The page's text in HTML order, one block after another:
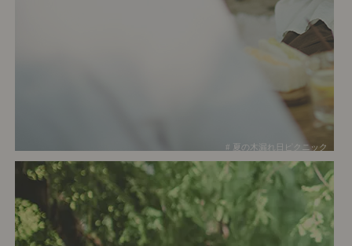
# 夏の木漏れ日ピクニック